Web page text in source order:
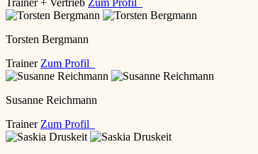
Trainer + Vertrieb Zum Profil
Torsten Bergmann
Trainer Zum Profil
Susanne Reichmann
Trainer Zum Profil